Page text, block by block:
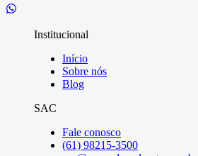
Institucional
Início
Sobre nós
Blog
SAC
Fale conosco
(61) 98215-3500